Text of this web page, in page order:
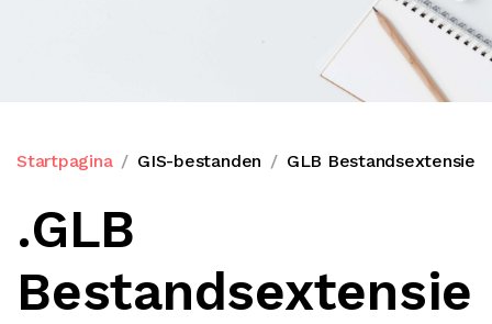
Startpagina GIS-bestanden GLB Bestandsextensie
.GLB
Bestandsextensie